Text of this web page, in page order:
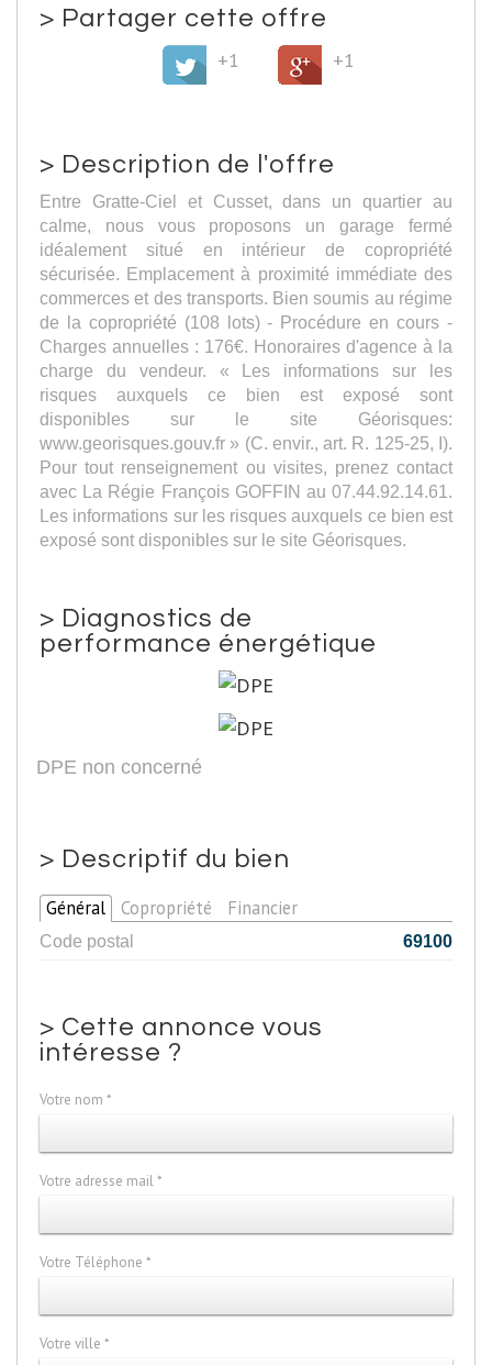
> Partager cette offre
+1
+1
> Description de l'offre
Entre Gratte-Ciel et Cusset, dans un quartier au
calme, nous vous proposons un garage fermé
idéalement situé en intérieur de copropriété
sécurisée. Emplacement à proximité immédiate des
commerces et des transports. Bien soumis au régime
de la copropriété (108 lots) - Procédure en cours -
Charges annuelles : 176€. Honoraires d'agence à la
charge du vendeur. « Les informations sur les
risques auxquels ce bien est exposé sont
disponibles sur le site Géorisques:
www.georisques.gouv.fr » (C. envir., art. R. 125-25, I).
Pour tout renseignement ou visites, prenez contact
avec La Régie François GOFFIN au 07.44.92.14.61.
Les informations sur les risques auxquels ce bien est
exposé sont disponibles sur le site Géorisques.
> Diagnostics de
performance énergétique
DPE non concerné
> Descriptif du bien
Général Copropriété Financier
Code postal 69100
> Cette annonce vous
intéresse ?
Votre nom *
Votre adresse mail *
Votre Téléphone *
Votre ville *